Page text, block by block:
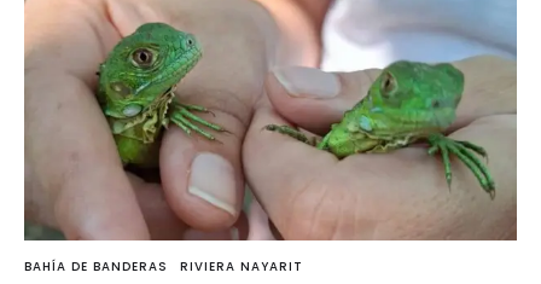
BAHÍA DE BANDERAS RIVIERA NAYARIT